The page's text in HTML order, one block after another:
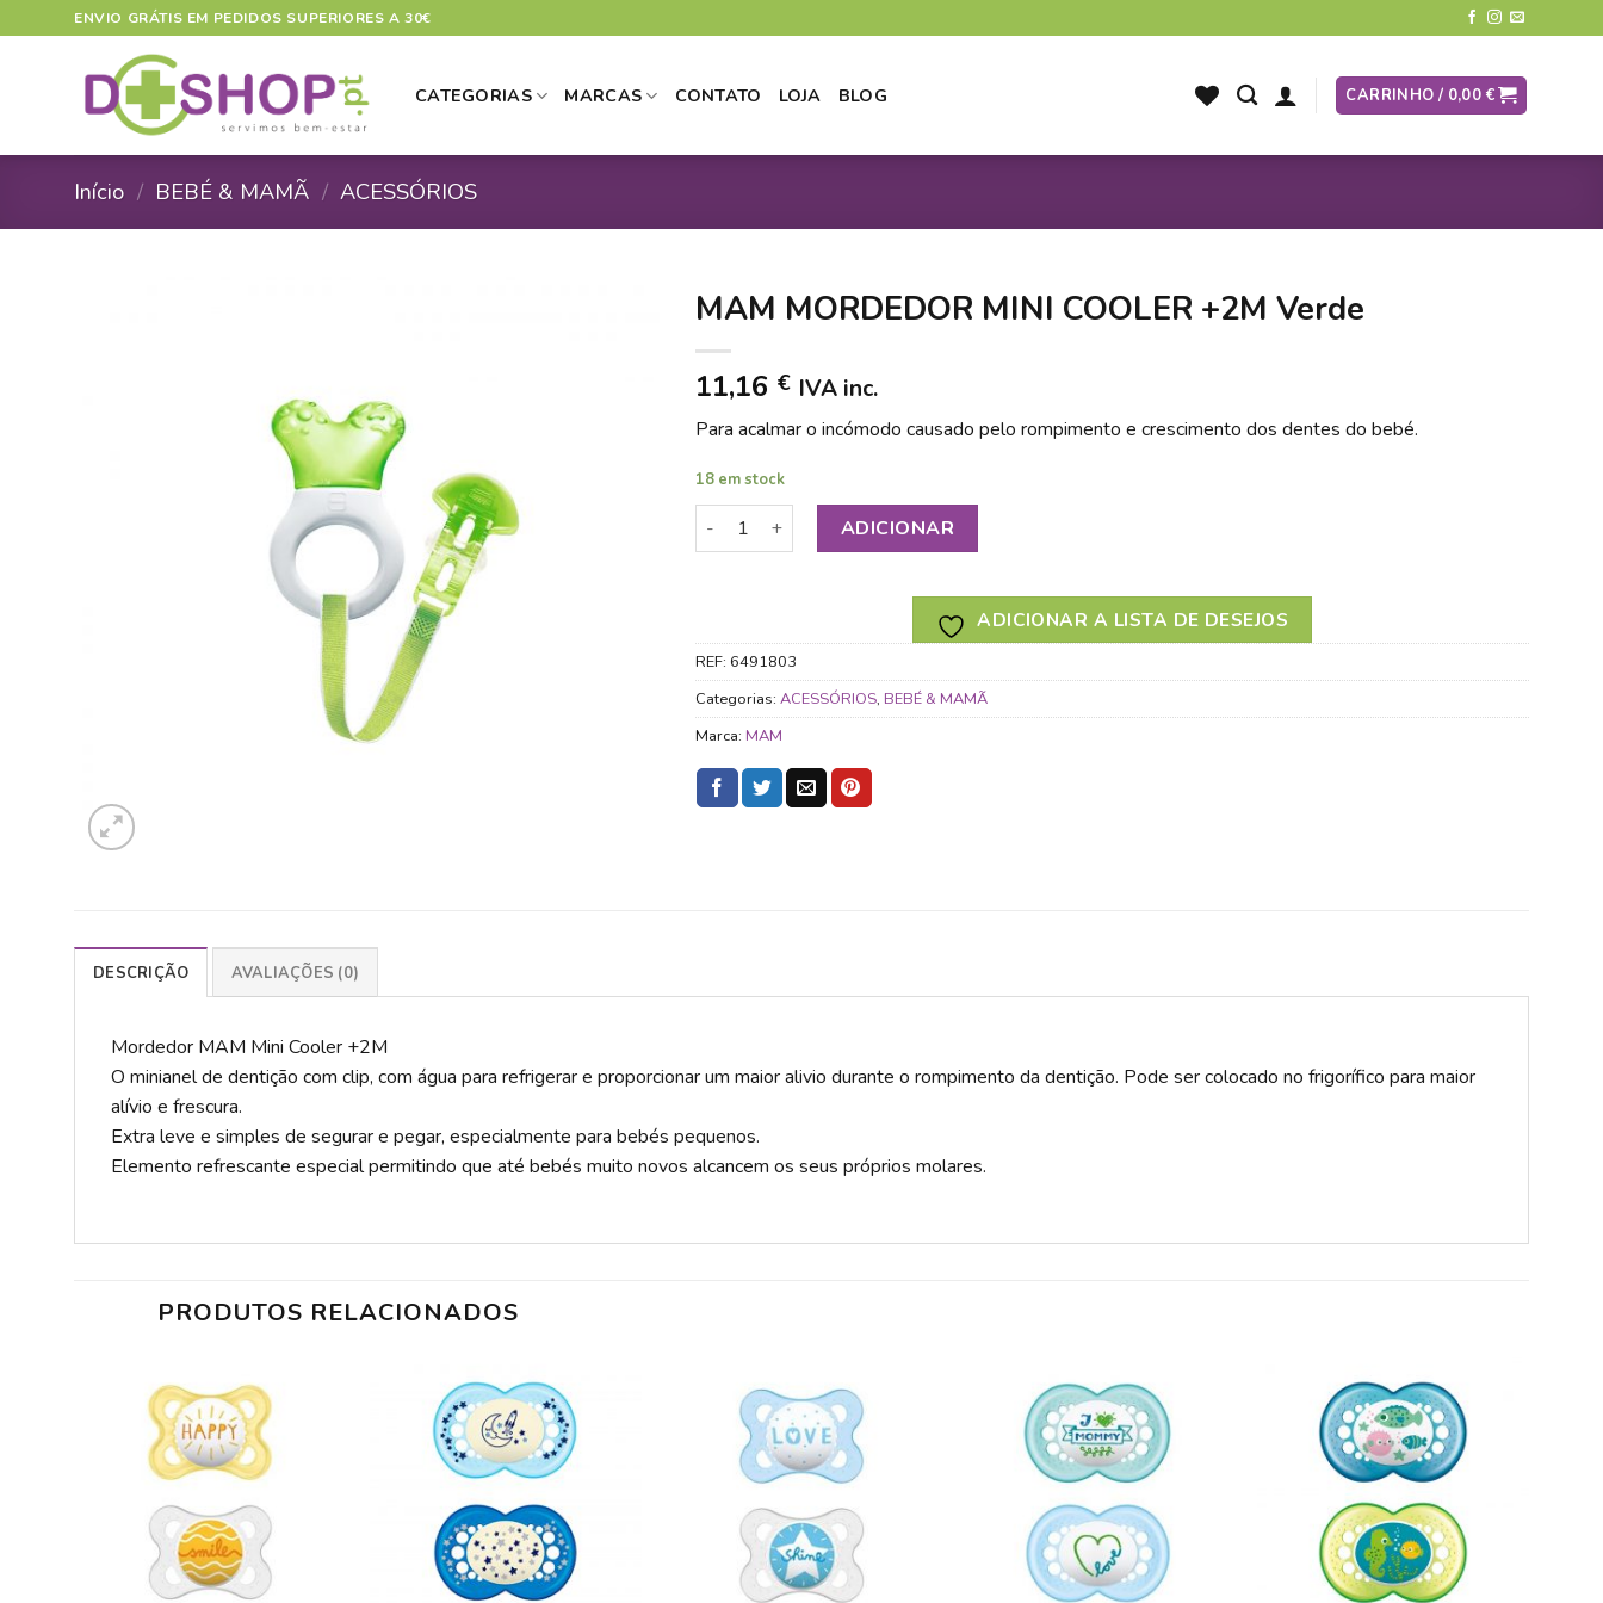
to
ENVIO GRÁTIS EM PEDIDOS SUPERIORES A 30€
CATEGORIAS MARCAS CONTATO LOJA BLOG CARRINHO / 0,00 €
Início / BEBÉ & MAMÃ / ACESSÓRIOS
MAM MORDEDOR MINI COOLER +2M Verde
11,16 € IVA inc.
Para acalmar o incómodo causado pelo rompimento e crescimento dos dentes do bebé.
18 em stock
Quantidade de MAM MORDEDOR MINI COOLER +2M Verde
ADICIONAR
ADICIONAR A LISTA DE DESEJOS
REF: 6491803
Categorias: ACESSÓRIOS, BEBÉ & MAMÃ
Marca: MAM
DESCRIÇÃO AVALIAÇÕES (0)
Mordedor MAM Mini Cooler +2M
O minianel de dentição com clip, com água para refrigerar e proporcionar um maior alivio durante o rompimento da dentição. Pode ser colocado no frigorífico para maior
alívio e frescura.
Extra leve e simples de segurar e pegar, especialmente para bebés pequenos.
Elemento refrescante especial permitindo que até bebés muito novos alcancem os seus próprios molares.
PRODUTOS RELACIONADOS
ADICIONAR
DESEJOS
ADICIONAR
DESEJOS
ADICIONAR
A LISTA DE
DESEJOS
ADICIONAR
A LISTA DE
DESEJOS
ADICIONAR
DESEJOS